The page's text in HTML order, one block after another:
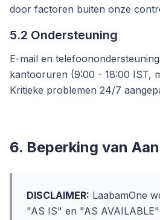
door factoren buiten onze
5.2 Ondersteuning
E-mail en
kantooruren (9:00 - 18:00 IST,
Kritieke problemen 24/7
6. Beperking van
DISCLAIMER: LaabamOne
"AS IS" en "AS